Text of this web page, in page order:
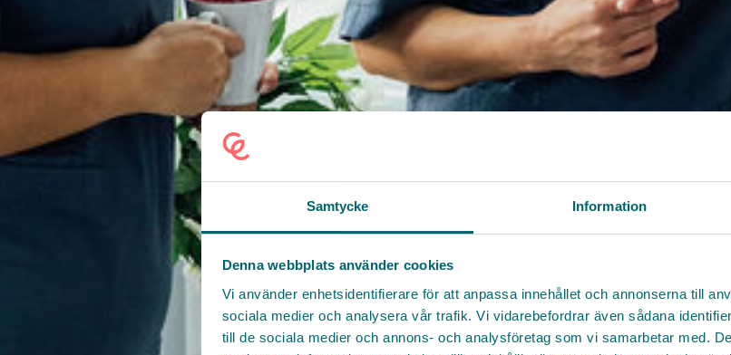
Samtycke Information
Denna webbplats använder cookies
Vi använder enhetsidentifierare för att anpassa innehållet och annonserna till
sociala medier och analysera vår trafik. Vi vidarebefordrar även sådana
till de sociala medier och annons- och analysföretag som vi samarbetar med.